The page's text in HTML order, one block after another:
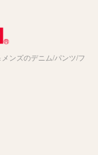
ンズのデニム/パンツ/フ